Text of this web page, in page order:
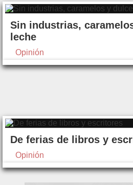
Sin industrias,
leche
Opinión
De ferias de libros y
Opinión